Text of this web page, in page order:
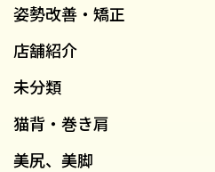
姿勢改善・矯正
店舗紹介
未分類
猫背・巻き肩
美尻、美脚